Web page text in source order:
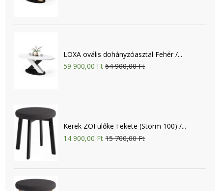
LOXA ovális dohányzóasztal Fehér /...
59 900,00 Ft 64 900,00 Ft
Kerek ZOI ülőke Fekete (Storm 100) /...
14 900,00 Ft 15 700,00 Ft